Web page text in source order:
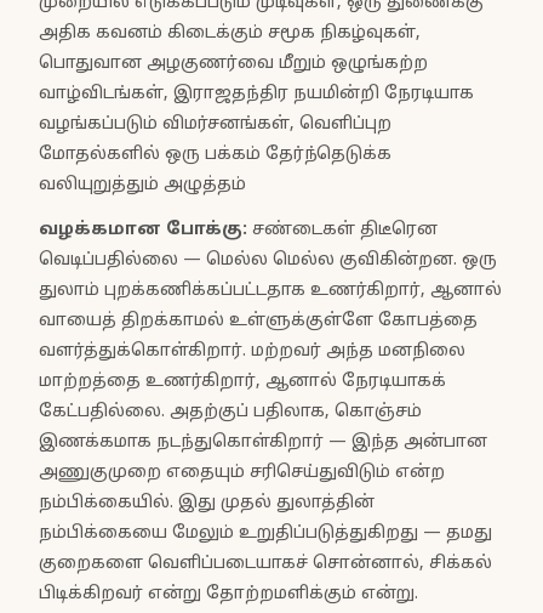
அதிக கவனம் கிடைக்கும் சமூக நிகழ்வுகள்,
பொதுவான அழகுணர்வை மீறும் ஒழுங்கற்ற
வாழ்விடங்கள், இராஜதந்திர நயமின்றி நேரடியாக
வழங்கப்படும் விமர்சனங்கள், வெளிப்புற
மோதல்களில் ஒரு பக்கம் தேர்ந்தெடுக்க
வலியுறுத்தும் அழுத்தம்
வழக்கமான போக்கு: சண்டைகள் திடீரென
வெடிப்பதில்லை — மெல்ல மெல்ல குவிகின்றன. ஒரு
துலாம் புறக்கணிக்கப்பட்டதாக உணர்கிறார், ஆனால்
வாயைத் திறக்காமல் உள்ளுக்குள்ளே கோபத்தை
வளர்த்துக்கொள்கிறார். மற்றவர் அந்த மனநிலை
மாற்றத்தை உணர்கிறார், ஆனால் நேரடியாகக்
கேட்பதில்லை. அதற்குப் பதிலாக, கொஞ்சம்
இணக்கமாக நடந்துகொள்கிறார் — இந்த அன்பான
அணுகுமுறை எதையும் சரிசெய்துவிடும் என்ற
நம்பிக்கையில். இது முதல் துலாத்தின்
நம்பிக்கையை மேலும் உறுதிப்படுத்துகிறது — தமது
குறைகளை வெளிப்படையாகச் சொன்னால், சிக்கல்
பிடிக்கிறவர் என்று தோற்றமளிக்கும் என்று.